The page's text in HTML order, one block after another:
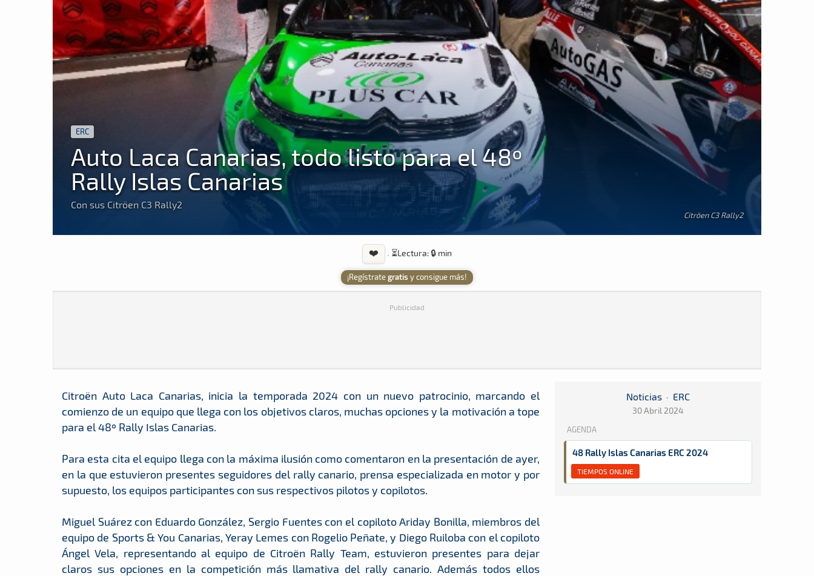
ERC
Auto Laca Canarias, todo listo para el 48º
Rally Islas Canarias
Con sus Citröen C3 Rally2
Citröen C3 Rally2
❤️ · ⏳Lectura: 🔒 min
¡Regístrategratis y consigue más!
Publicidad
Noticias · ERC
30 Abril 2024
AGENDA
48 Rally Islas Canarias ERC 2024
TIEMPOS ONLINE
Citroën Auto Laca Canarias, inicia la temporada 2024 con un nuevo patrocinio, marcando el
comienzo de un equipo que llega con los objetivos claros, muchas opciones y la motivación a tope
para el 48º Rally Islas Canarias.
Para esta cita el equipo llega con la máxima ilusión como comentaron en la presentación de ayer,
en la que estuvieron presentes seguidores del rally canario, prensa especializada en motor y por
supuesto, los equipos participantes con sus respectivos pilotos y copilotos.
Miguel Suárez con Eduardo González, Sergio Fuentes con el copiloto Ariday Bonilla, miembros del
equipo de Sports & You Canarias, Yeray Lemes con Rogelio Peñate, y Diego Ruiloba con el copiloto
Ángel Vela, representando al equipo de Citroën Rally Team, estuvieron presentes para dejar
claros sus opciones en la competición más llamativa del rally canario. Además todos ellos